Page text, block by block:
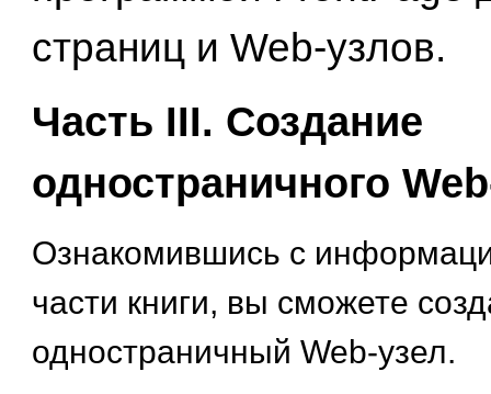
страниц и Web-узлов.
Часть III. Создание
одностраничного
Ознакомившись с
части книги, вы сможете
одностраничный Web-узел.